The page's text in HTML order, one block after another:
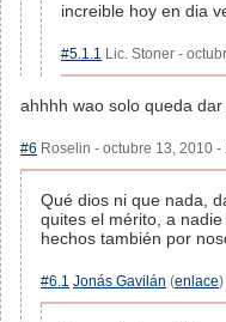
increible hoy en dia
#5.1.1 Lic. Stoner -
ahhhh wao solo queda
#6 Roselin - octubre 13, 2010
Qué dios ni que nada,
quites el mérito, a
hechos también por
#6.1 Jonás Gavilán (enlace)